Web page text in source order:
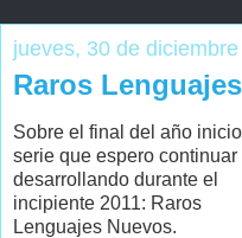
jueves, 30 de
Raros
Sobre el final del año
serie que espero continuar
desarrollando durante el
incipiente 2011: Raros
Lenguajes Nuevos.